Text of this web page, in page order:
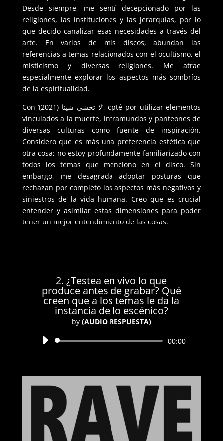
Desde siempre, me sentí decepcionado por las
religiones, las instituciones y las jerarquías, por lo
que decido canalizar esas necesidades a través del
arte. En varios de mis discos, abundan las
referencias a temas relacionados con el ocultismo, el
misticismo y diversas religiones. Me atrae
especialmente explorar los aspectos más sombríos
de la espiritualidad.
Con ‘(لا ت​خ​ش​ى ش​ي​ئ​ا (2021’, opté por utilizar elementos
vinculados a la muerte, inframundos y panteones de
diversas culturas como fuente de inspiración.
Considero que es más una preferencia estética que
otra cosa; no estoy profundamente familiarizado con
todos los temas que menciono en el disco. Sin
embargo, me desagrada adoptar posturas que
rechazan por completo los aspectos más negativos y
siniestros de la vida humana. Creo que es crucial
entender y asimilar estas dimensiones para poder
tener un mejor entendimiento de las cosas.
2. ¿Testea en vivo lo que
produce antes de grabar? Qué
creen que a los temas le da la
instancia de lo escénico?
by (AUDIO RESPUESTA)
Reproductor
00:00